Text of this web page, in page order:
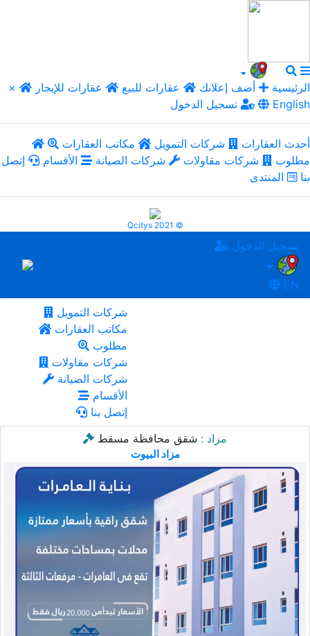
× الرئيسية أضف إعلانك عقارات للبيع
عقارات للإيجار
تسجيل الدخول
English
أحدث العقارات شركات التمويل
مكاتب العقارات
مطلوب
شركات مقاولات شركات الصيانة الأقسام
إتصل
بنا
المنتدى
Qcitys 2021 ©
تسجيل الدخول
EN
شركات التمويل
مكاتب العقارات
مطلوب
شركات مقاولات
شركات الصيانة
الأقسام
إتصل بنا
مزاد : شقق محافظة مسقط
مزاد البيوت